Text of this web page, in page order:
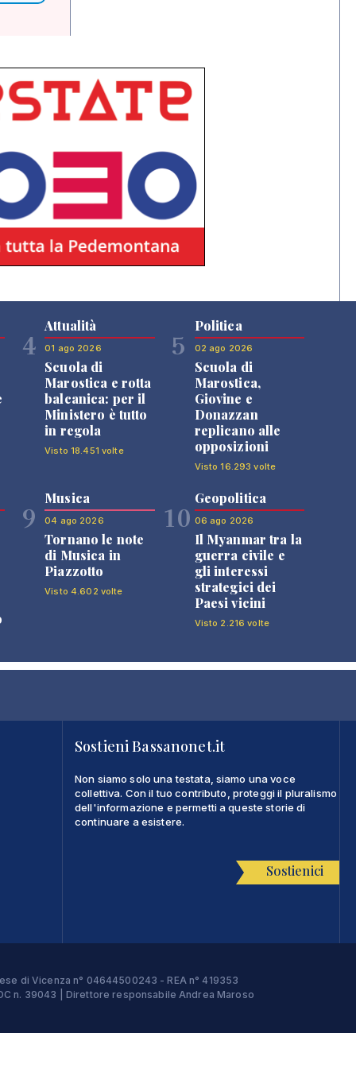
4
Attualità
01 ago 2026
Scuola di
Marostica e rotta
balcanica: per il
Ministero è tutto
in regola
Visto 18.451 volte
5
Politica
02 ago 2026
Scuola di
Marostica,
Giovine e
Donazzan
replicano alle
opposizioni
Visto 16.293 volte
9
Musica
04 ago 2026
Tornano le note
di Musica in
Piazzotto
Visto 4.602 volte
10
Geopolitica
06 ago 2026
Il Myanmar tra la
guerra civile e
gli interessi
strategici dei
Paesi vicini
Visto 2.216 volte
Sostieni Bassanonet.it
Non siamo solo una testata, siamo una voce
collettiva. Con il tuo contributo, proteggi il pluralismo
dell'informazione e permetti a queste storie di
continuare a esistere.
Sostienici
di Vicenza n° 04644500243 - REA n° 419353
n. 39043 | Direttore responsabile Andrea Maroso